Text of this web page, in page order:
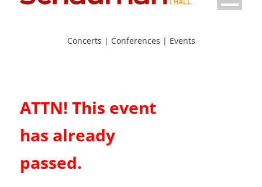
Concerts | Conferences | Events
ATTN! This event
has already
passed.